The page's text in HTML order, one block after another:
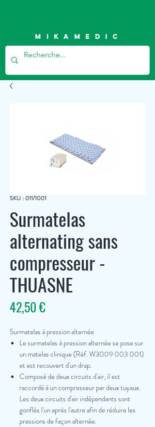
Mikamedic
SKU : 011/1001
Surmatelas
alternating sans
compresseur -
THUASNE
42,50 €Prix
Surmatelas à pression alternée
Le surmatelas à pression alternée se pose sur
un matelas clinique (Réf. W3009 003 001)
et est recouvert d'un drap.
Composé de deux circuits d'air, il est
raccordé à un compresseur par deux tuyaux.
Les deux circuits d'air indépendants sont
gonflés l'un après l'autre afin de réduire les
pressions de façon alternée.